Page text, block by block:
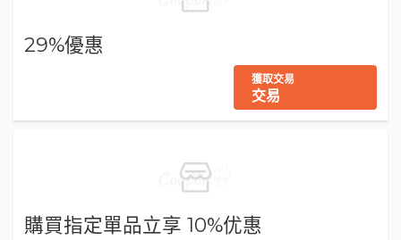
29%優惠
獲取交易
交易
購買指定單品立享 10%优惠